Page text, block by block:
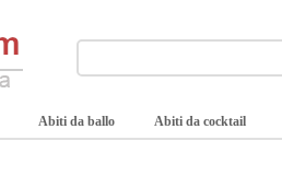
Abiti da ballo Abiti da cocktail